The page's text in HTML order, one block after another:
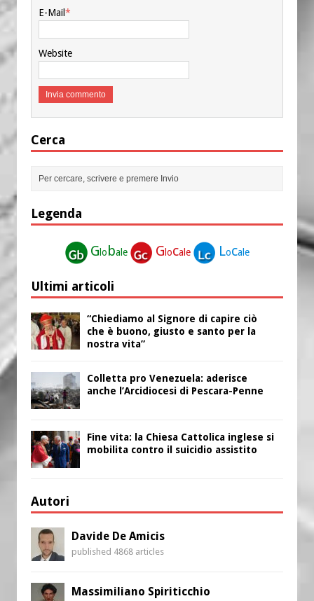
E-Mail*
Website
Cerca
Legenda
G lobale G locale Locale
Ultimi articoli
“Chiediamo al Signore di capire ciò
che è buono, giusto e santo per la
nostra vita”
Colletta pro Venezuela: aderisce
anche l’Arcidiocesi di Pescara-Penne
Fine vita: la Chiesa Cattolica inglese si
mobilita contro il suicidio assistito
Autori
Davide De Amicis
published 4868 articles
Massimiliano Spiriticchio